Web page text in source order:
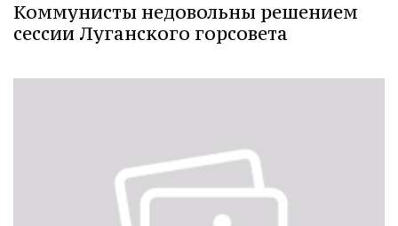
Коммунисты недовольны решением
сессии Луганского горсовета